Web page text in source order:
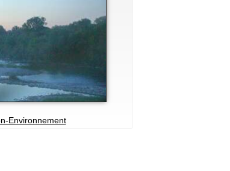
Environnement